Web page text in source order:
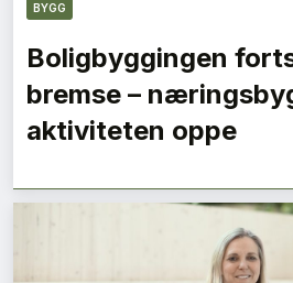
BYGG
Boligbyggingen
bremse –
aktiviteten oppe